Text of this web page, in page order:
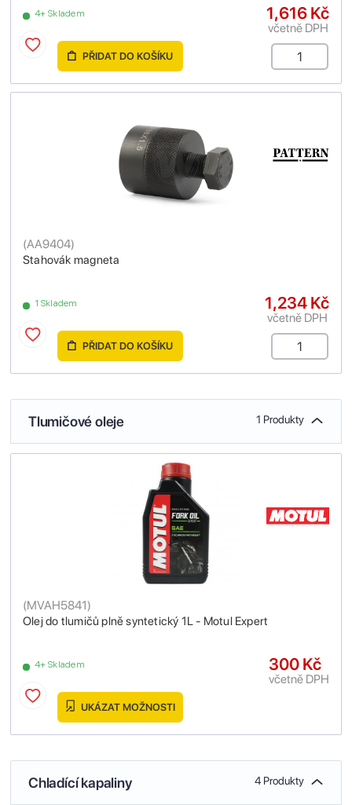
4+ Skladem 1,616 Kč
včetně DPH
PŘIDAT DO KOŠÍKU
Stahovák magneta
(AA9404)
1 Skladem 1,234 Kč
včetně DPH
PŘIDAT DO KOŠÍKU
Tlumičové oleje 1 Produkty
Olej do tlumičů plně syntetický 1L - Motul Expert
(MVAH5841)
4+ Skladem 300 Kč
včetně DPH
UKÁZAT MOŽNOSTI
Chladící kapaliny 4 Produkty